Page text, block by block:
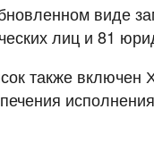
виде
лиц и 81
также включен